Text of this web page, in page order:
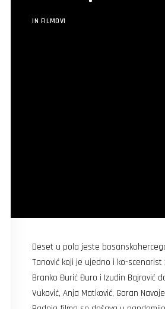
IN FILMOVI
Deset u pola jeste
Tanović koji je ujedno i ko-
Branko Đurić Đuro i Izudin Bajrović
Vuković, Anja Matković, Goran